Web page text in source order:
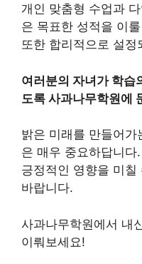
개인 맞춤형 수업과
은 목표한 성적을 이
또한 합리적으로 설
여러분의 자녀가 학습
도록 사과나무학원에
밝은 미래를 만들어
은 매우 중요하답니다
긍정적인 영향을 미
바랍니다.
사과나무학원에서 내
이뤄보세요!